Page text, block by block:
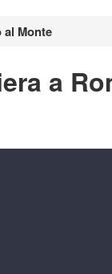
al Monte
a